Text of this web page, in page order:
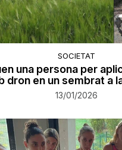
SOCIETAT
una persona per
dron en un sembrat a
13/01/2026